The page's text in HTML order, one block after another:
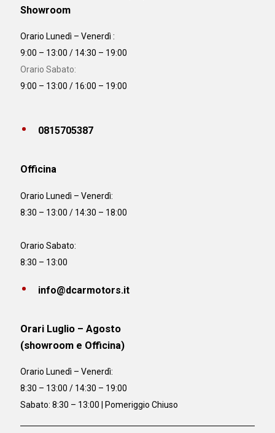
Showroom
Orario Lunedì – Venerdì :
9:00 – 13:00 / 14:30 – 19:00
Orario Sabato:
9:00 – 13:00 / 16:00 – 19:00
0815705387
Officina
Orario Lunedì – Venerdì:
8:30 – 13:00 / 14:30 – 18:00
Orario Sabato:
8:30 – 13:00
info@dcarmotors.it
Orari Luglio – Agosto
(showroom e Officina)
Orario Lunedì – Venerdì:
8:30 – 13:00 / 14:30 – 19:00
Sabato: 8:30 – 13:00 | Pomeriggio Chiuso